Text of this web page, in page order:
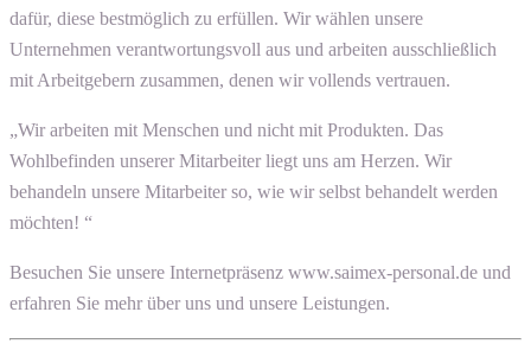
dafür, diese bestmöglich zu erfüllen. Wir wählen unsere
Unternehmen verantwortungsvoll aus und arbeiten ausschließlich
mit Arbeitgebern zusammen, denen wir vollends vertrauen.
„Wir arbeiten mit Menschen und nicht mit Produkten. Das
Wohlbefinden unserer Mitarbeiter liegt uns am Herzen. Wir
behandeln unsere Mitarbeiter so, wie wir selbst behandelt werden
möchten! “
Besuchen Sie unsere Internetpräsenz www.saimex-personal.de und
erfahren Sie mehr über uns und unsere Leistungen.